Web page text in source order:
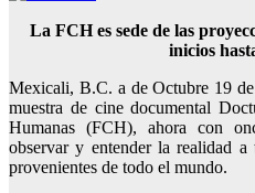
La FCH es sede de las
inicios
Mexicali, B.C. a de Octubre 19
muestra de cine documental
Humanas (FCH), ahora con
observar y entender la realidad a
provenientes de todo el mundo.